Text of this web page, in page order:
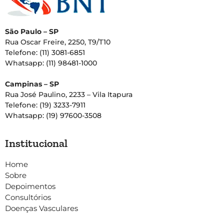
São Paulo – SP
Rua Oscar Freire, 2250, T9/T10
Telefone: (11) 3081-6851
Whatsapp: (11) 98481-1000
Campinas – SP
Rua José Paulino, 2233 – Vila Itapura
Telefone: (19) 3233-7911
Whatsapp: (19) 97600-3508
Institucional
Home
Sobre
Depoimentos
Consultórios
Doenças Vasculares